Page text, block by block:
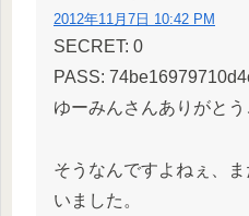
2012年11月7日 10:42 PM
SECRET: 0
PASS:
ゆーみんさんありがと
そうなんですよねぇ、
いました。